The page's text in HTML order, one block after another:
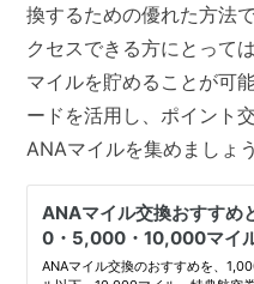
換するための優れた方法
クセスできる方にとって
マイルを貯めることが可
ードを活用し、ポイント
ANAマイルを集めましょう